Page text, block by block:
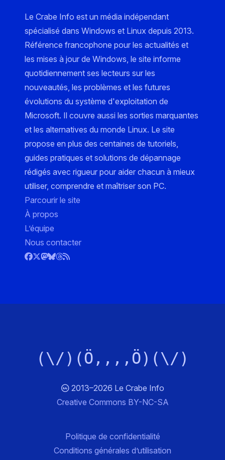
Le Crabe Info est un média indépendant
spécialisé dans Windows et Linux depuis 2013.
Référence francophone pour les actualités et
les mises à jour de Windows, le site informe
quotidiennement ses lecteurs sur les
nouveautés, les problèmes et les futures
évolutions du système d'exploitation de
Microsoft. Il couvre aussi les sorties marquantes
et les alternatives du monde Linux. Le site
propose en plus des centaines de tutoriels,
guides pratiques et solutions de dépannage
rédigés avec rigueur pour aider chacun à mieux
utiliser, comprendre et maîtriser son PC.
Parcourir le site
À propos
L’équipe
Nous contacter
(\/)(Ö,,,,Ö)(\/)
2013–2026 Le Crabe Info
Creative Commons BY-NC-SA
Politique de confidentialité
Conditions générales d’utilisation